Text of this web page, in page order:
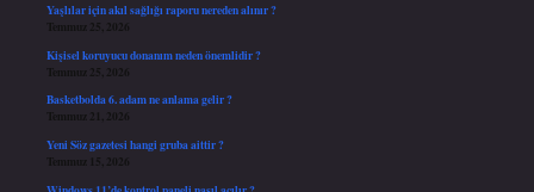
Yaşlılar için akıl sağlığı raporu nereden alınır ?
Temmuz 25, 2026
Kişisel koruyucu donanım neden önemlidir ?
Temmuz 25, 2026
Basketbolda 6. adam ne anlama gelir ?
Temmuz 21, 2026
Yeni Söz gazetesi hangi gruba aittir ?
Temmuz 15, 2026